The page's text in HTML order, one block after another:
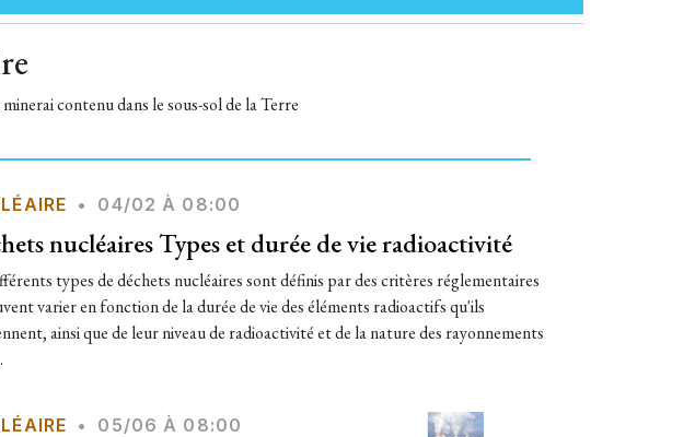
contenu dans le sous-sol de la Terre
• 04/02 À 08:00
nucléaires Types et durée de vie radioactivité
types de déchets nucléaires sont définis par des critères réglementaires
varier en fonction de la durée de vie des éléments radioactifs qu'ils
ainsi que de leur niveau de radioactivité et de la nature des rayonnements
• 05/06 À 08:00